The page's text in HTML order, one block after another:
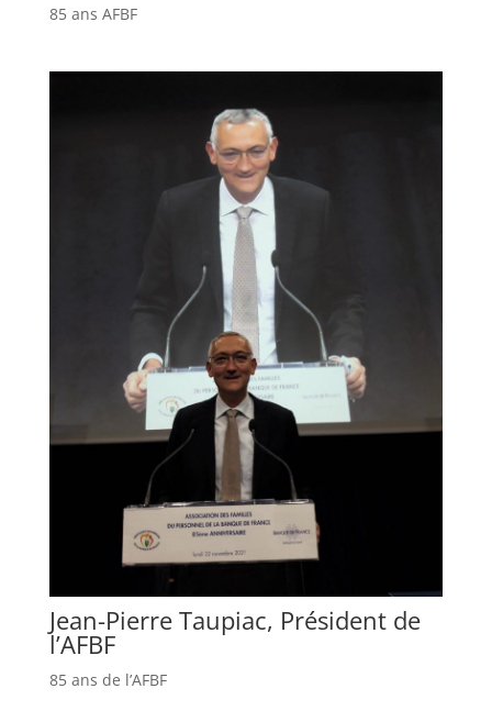
85 ans AFBF
Jean-Pierre Taupiac, Président de
l’AFBF
85 ans de l’AFBF